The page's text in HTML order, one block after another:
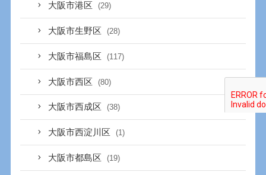
大阪市港区 (29)
大阪市生野区 (28)
大阪市福島区 (117)
大阪市西区 (80)
大阪市西成区 (38)
大阪市西淀川区 (1)
大阪市都島区 (19)